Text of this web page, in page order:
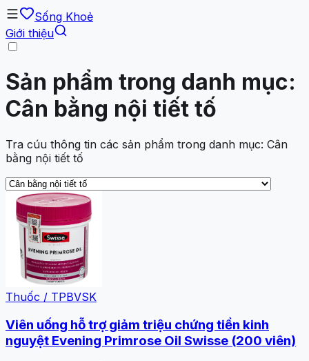
Sống Khoẻ
Giới thiệu
Sản phẩm trong danh mục:
Cân bằng nội tiết tố
Tra cúu thông tin các sản phẩm trong danh mục: Cân
bằng nội tiết tố
Thuốc / TPBVSK
Viên uống hỗ trợ giảm triệu chứng tiền kinh
nguyệt Evening Primrose Oil Swisse (200 viên)